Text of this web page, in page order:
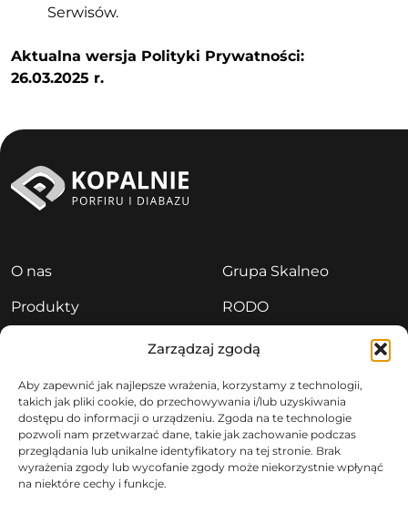
Zarządzaj zgodą
Aby zapewnić jak najlepsze wrażenia, korzystamy z technologii,
takich jak pliki cookie, do przechowywania i/lub uzyskiwania
dostępu do informacji o urządzeniu. Zgoda na te technologie
pozwoli nam przetwarzać dane, takie jak zachowanie podczas
przeglądania lub unikalne identyfikatory na tej stronie. Brak
wyrażenia zgody lub wycofanie zgody może niekorzystnie wpłynąć
na niektóre cechy i funkcje.
Serwisów.
Aktualna wersja Polityki Prywatności:
26.03.2025 r.
O nas
Produkty
Kariera
Kontakt
Grupa Skalneo
RODO
Polityka prywatności
Sygnaliści